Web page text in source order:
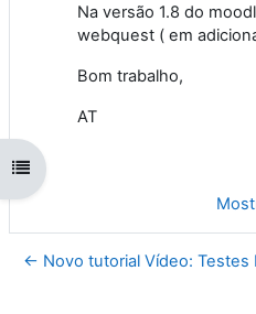
Abrir índice da disciplina
Na versão 1.8 do
webquest ( em
Bom trabalho,
AT
← Novo tutorial Vídeo: Testes